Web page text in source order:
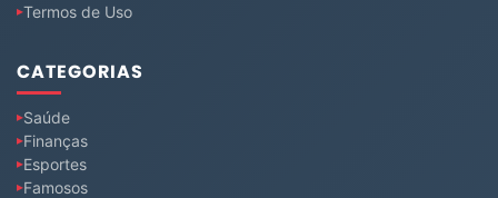
Termos de Uso
CATEGORIAS
Saúde
Finanças
Esportes
Famosos